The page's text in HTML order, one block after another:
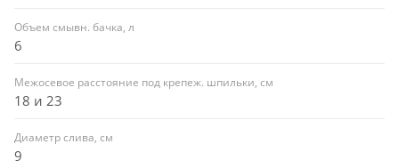
Объем смывн. бачка, л
6
Межосевое расстояние под крепеж. шпильки, см
18 и 23
Диаметр слива, см
9